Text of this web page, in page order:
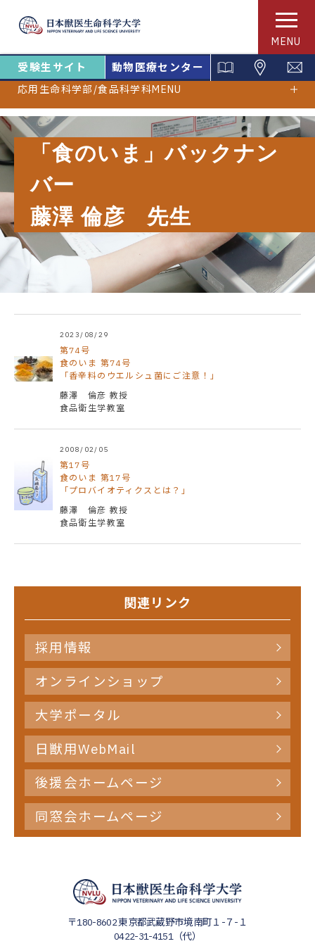
MENU
受験生サイト 動物医療センター
「食のいま」バックナン
バー
藤澤 倫彦 先生
応用生命科学部/食品科学科MENU
2023/08/29
第74号
食のいま 第74号
「香辛料のウエルシュ菌にご注意！」
藤澤 倫彦 教授
食品衛生学教室
2008/02/05
第17号
食のいま 第17号
「プロバイオティクスとは？」
藤澤 倫彦 教授
食品衛生学教室
関連リンク
採用情報
オンラインショップ
大学ポータル
日獣用WebMail
後援会ホームページ
同窓会ホームページ
〒180-8602東京都武蔵野市境南町１-７-１
0422-31-4151（代）